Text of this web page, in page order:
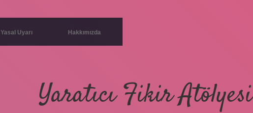
Yasal Uyarı Hakkımızda
Yaratıcı Fikir Atölyesi